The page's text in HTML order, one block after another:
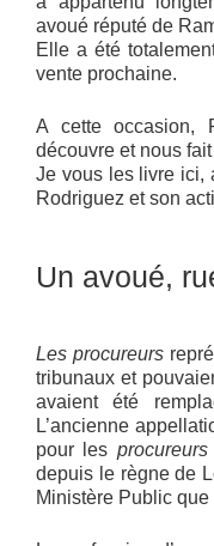
avoué réputé de
Elle a été
vente prochaine.
A cette occasion,
découvre et nous
Je vous les livre ici,
Rodriguez et son
Un avoué,
Les procureurs
tribunaux et
avaient été
L’ancienne
pour les
depuis le règne de
Ministère Public